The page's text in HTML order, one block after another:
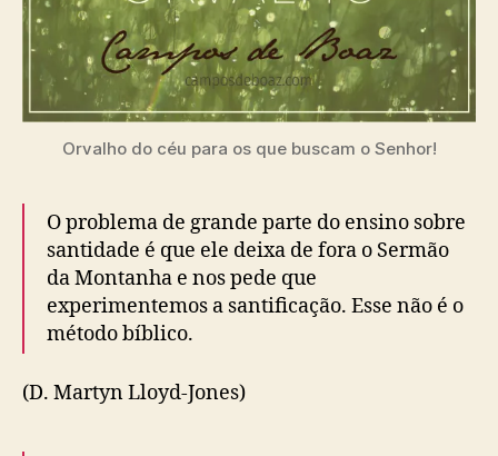
Orvalho do céu para os que buscam o Senhor!
O problema de grande parte do ensino sobre
santidade é que ele deixa de fora o Sermão
da Montanha e nos pede que
experimentemos a santificação. Esse não é o
método bíblico.
(D. Martyn Lloyd-Jones)